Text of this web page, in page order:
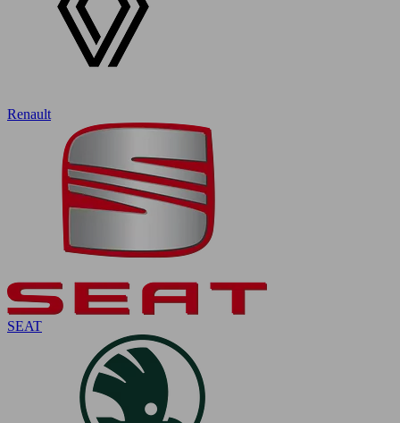
Renault
SEAT